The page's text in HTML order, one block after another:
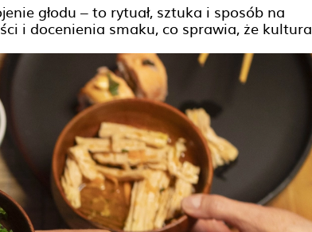
głodu – to rytuał, sztuka i sposób na
i docenienia smaku, co sprawia, że kultura